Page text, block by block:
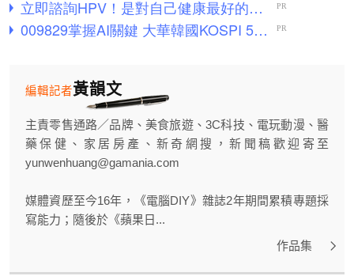
黃韻文
編輯記者
主責零售通路／品牌、美食旅遊、3C科技、電玩動漫、醫
藥保健、家居房產、新奇網搜，新聞稿歡迎寄至
yunwenhuang@gamania.com
媒體資歷至今16年，《電腦DIY》雜誌2年期間累積專題採
寫能力；隨後於《蘋果日...
作品集